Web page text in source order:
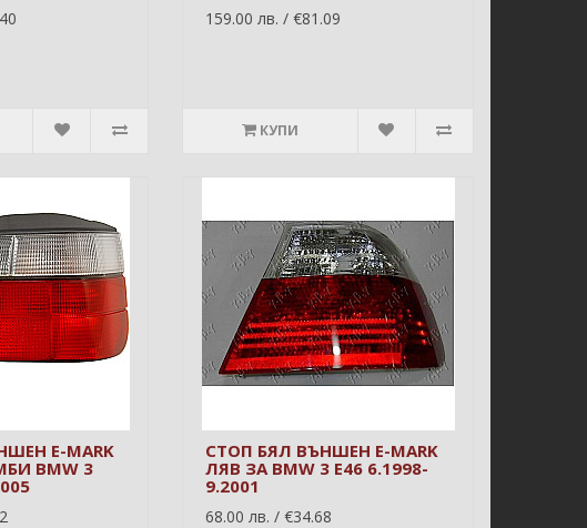
159.00 лв. / €81.09
КУПИ
E-MARK
BMW 3
СТОП БЯЛ ВЪНШЕН E-MARK
ЛЯВ ЗА BMW 3 E46 6.1998-
9.2001
68.00 лв. / €34.68